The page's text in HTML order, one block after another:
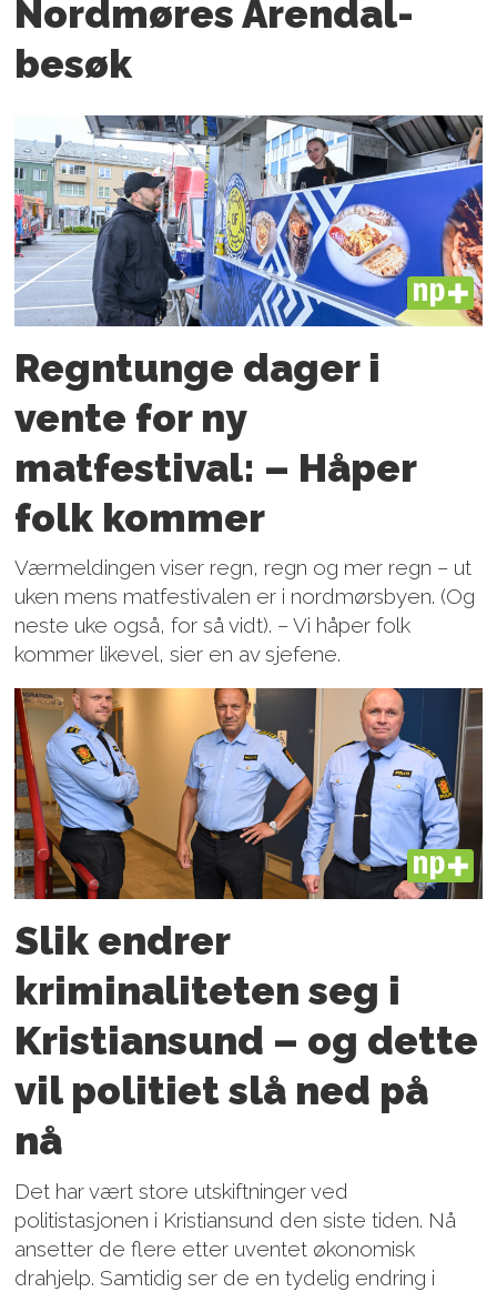
Nordmøres Arendal-
besøk
PLUS
Regntunge dager i
vente for ny
matfestival: – Håper
folk kommer
Værmeldingen viser regn, regn og mer regn – ut
uken mens matfestivalen er i nordmørsbyen. (Og
neste uke også, for så vidt). – Vi håper folk
kommer likevel, sier en av sjefene.
PLUS
Slik endrer
kriminaliteten seg i
Kristiansund – og dette
vil politiet slå ned på
nå
Det har vært store utskiftninger ved
politistasjonen i Kristiansund den siste tiden. Nå
ansetter de flere etter uventet økonomisk
drahjelp. Samtidig ser de en tydelig endring i